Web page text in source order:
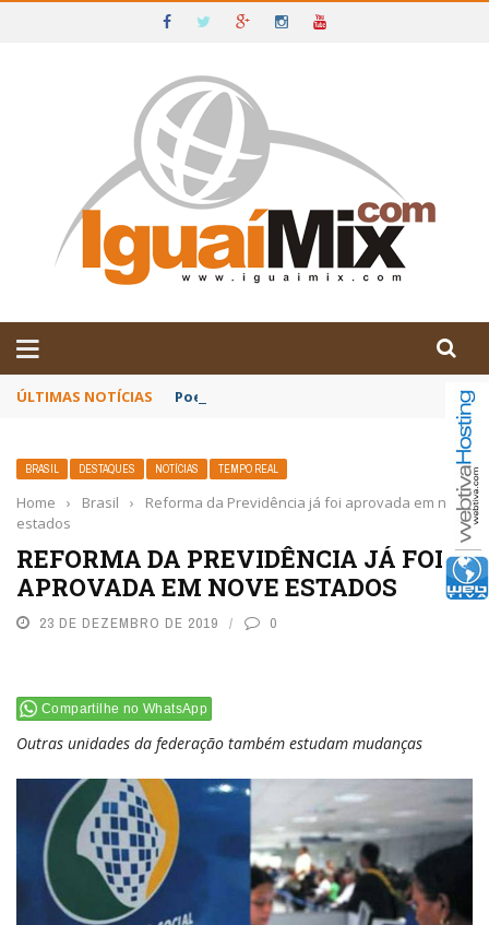
IGUAÍ E SUDOESTE DA BAHIA
ÚLTIMAS NOTÍCIAS Poetas baianos representam o Brasil no
BRASIL DESTAQUES NOTÍCIAS TEMPO REAL
Home › Brasil ›
Reforma da Previdência já foi aprovada em nove
estados
REFORMA DA PREVIDÊNCIA JÁ FOI
APROVADA EM NOVE ESTADOS
23 DE DEZEMBRO DE 2019 0
Compartilhe no WhatsApp
Outras unidades da federação também estudam mudanças